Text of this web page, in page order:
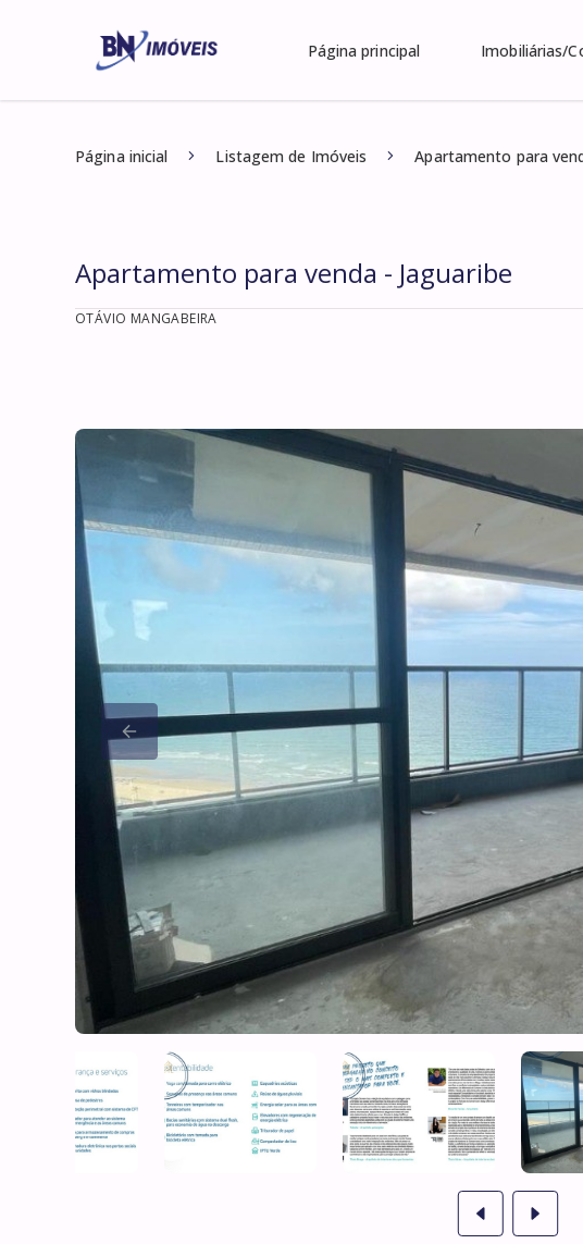
Página principal Imobiliárias/
Página inicial Listagem de Imóveis Apartamento para
Apartamento para venda - Jaguaribe
OTÁVIO MANGABEIRA